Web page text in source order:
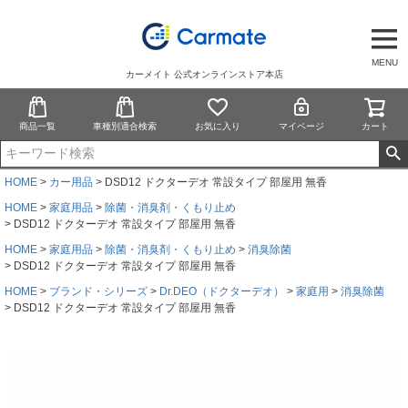
MENU
カーメイト 公式オンラインストア本店
商品一覧 車種別適合検索 お気に入り マイページ カート
HOME カー用品
DSD12 ドクターデオ 常設タイプ 部屋用 無香
HOME
家庭用品
除菌・消臭剤・くもり止め
DSD12 ドクターデオ 常設タイプ 部屋用 無香
HOME
家庭用品 除菌・消臭剤・くもり止め
消臭除菌
DSD12 ドクターデオ 常設タイプ 部屋用 無香
HOME
ブランド・シリーズ Dr.DEO（ドクターデオ） 家庭用
消臭除菌
DSD12 ドクターデオ 常設タイプ 部屋用 無香